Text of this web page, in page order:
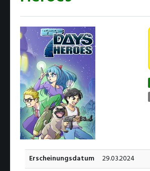
Erscheinungsdatum
29.03.2024